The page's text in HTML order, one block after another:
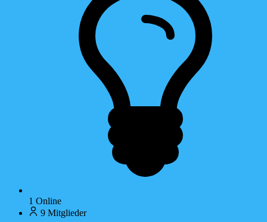
1 Online
9 Mitglieder